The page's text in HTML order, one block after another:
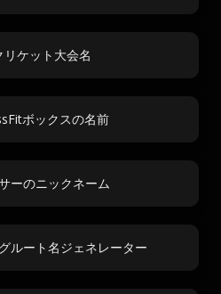
リケット大会名
ボックスの名前
ーのニックネーム
ルート名ジェネレーター